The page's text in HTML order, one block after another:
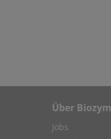
Über Biozym
Jobs